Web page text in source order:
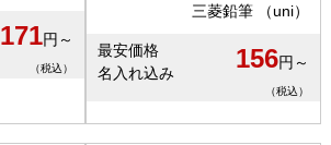
171円～
（税込）
三菱鉛筆 （uni）
最安価格
名入れ込み
156円～
（税込）